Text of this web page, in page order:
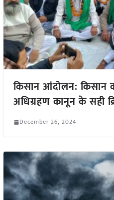
किसान आंदोलन: किसान
अधिग्रहण कानून के सही
December 26, 2024